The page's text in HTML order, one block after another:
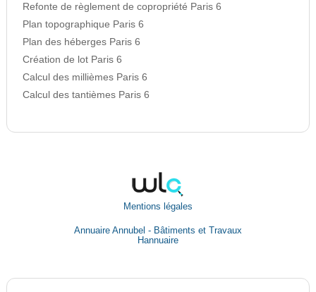
Refonte de règlement de copropriété Paris 6
Plan topographique Paris 6
Plan des héberges Paris 6
Création de lot Paris 6
Calcul des millièmes Paris 6
Calcul des tantièmes Paris 6
Mentions légales
Annuaire Annubel - Bâtiments et Travaux
Hannuaire